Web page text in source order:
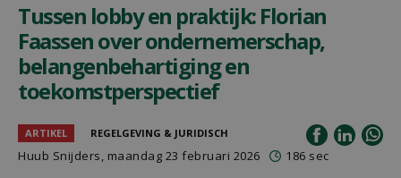
Tussen lobby en praktijk: Florian
Faassen over ondernemerschap,
belangenbehartiging en
toekomstperspectief
ARTIKEL REGELGEVING & JURIDISCH
Huub Snijders, maandag 23 februari 2026 186 sec